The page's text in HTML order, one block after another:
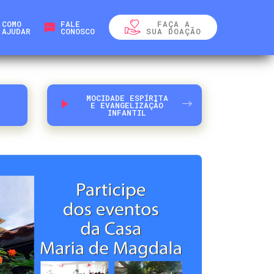
COMO
AJUDAR
FALE
CONOSCO
FAÇA A
SUA DOAÇÃO
MOCIDADE ESPÍRITA
E EVANGELIZAÇÃO
INFANTIL